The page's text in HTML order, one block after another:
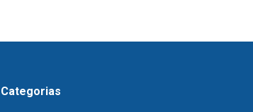
Categorias